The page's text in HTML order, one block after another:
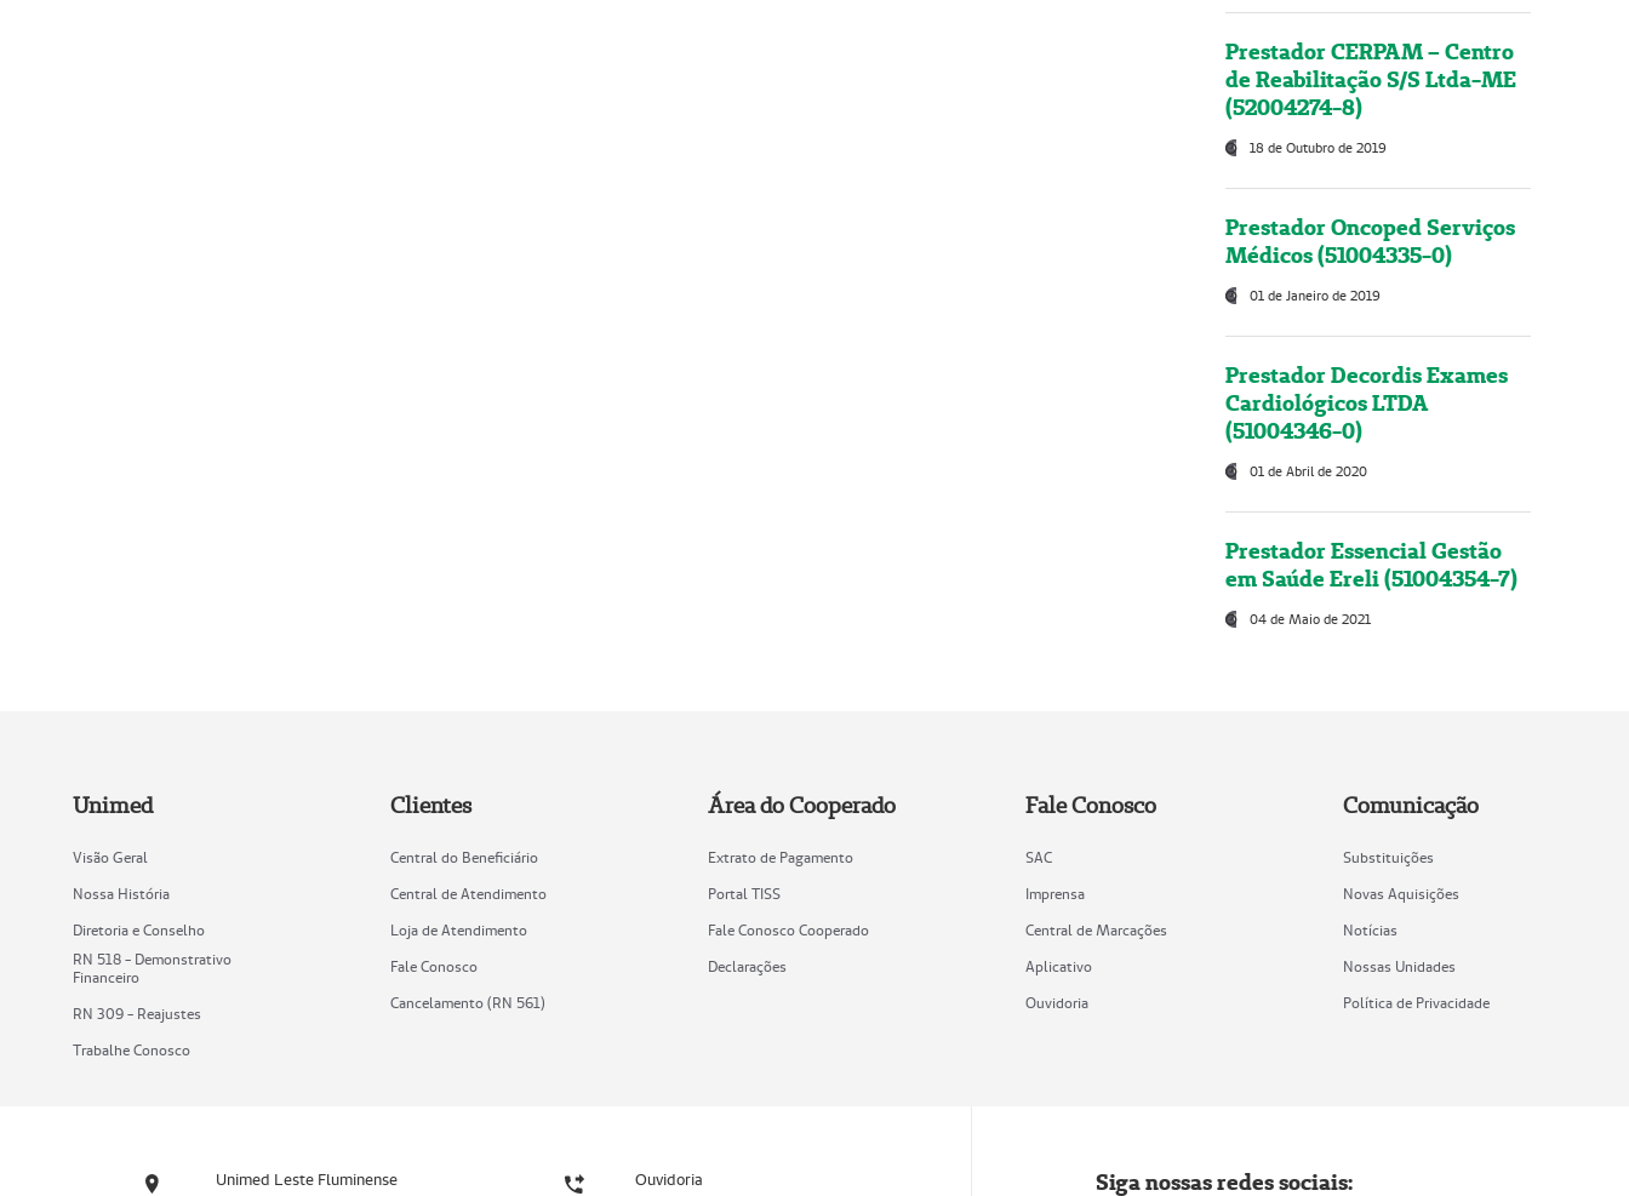
Prestador CERPAM – Centro
de Reabilitação S/S Ltda-ME
(52004274-8)
18 de Outubro de 2019
Prestador Oncoped Serviços
Médicos (51004335-0)
01 de Janeiro de 2019
Prestador Decordis Exames
Cardiológicos LTDA
(51004346-0)
01 de Abril de 2020
Prestador Essencial Gestão
em Saúde Ereli (51004354-7)
04 de Maio de 2021
Unimed
Visão Geral
Nossa História
Diretoria e Conselho
RN 518 - Demonstrativo
Financeiro
RN 309 - Reajustes
Trabalhe Conosco
Clientes
Central do Beneficiário
Central de Atendimento
Loja de Atendimento
Fale Conosco
Cancelamento (RN 561)
Área do Cooperado
Extrato de Pagamento
Portal TISS
Fale Conosco Cooperado
Declarações
Fale Conosco
SAC
Imprensa
Central de Marcações
Aplicativo
Ouvidoria
Comunicação
Substituições
Novas Aquisições
Notícias
Nossas Unidades
Política de Privacidade
Unimed Leste Fluminense Ouvidoria Siga nossas redes sociais: